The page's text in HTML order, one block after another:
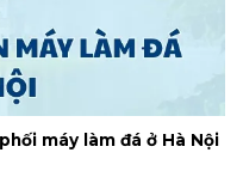
máy làm đá ở Hà Nội